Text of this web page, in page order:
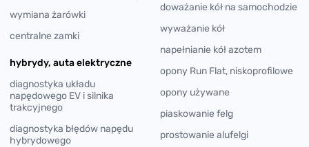
wymiana żarówki
centralne zamki
hybrydy, auta elektryczne
diagnostyka układu
napędowego EV i silnika
trakcyjnego
diagnostyka błędów napędu
hybrydowego
doważanie kół na samochodzie
wyważanie kół
napełnianie kół azotem
opony Run Flat, niskoprofilowe
opony używane
piaskowanie felg
prostowanie alufelgi